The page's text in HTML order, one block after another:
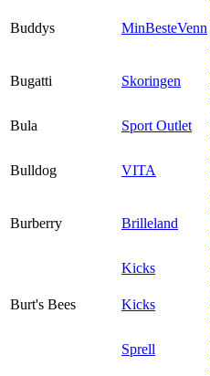
Buddys MinBesteVenn
Bugatti Skoringen
Bula
Sport Outlet
Bulldog VITA
Burberry Brilleland
Kicks
Burt's Bees
Kicks
Sprell